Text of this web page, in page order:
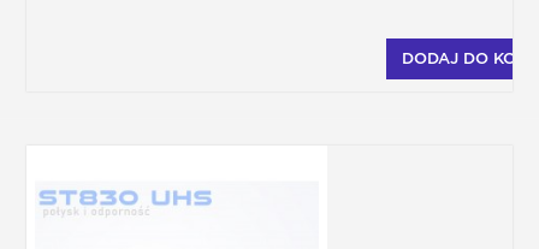
DODAJ DO